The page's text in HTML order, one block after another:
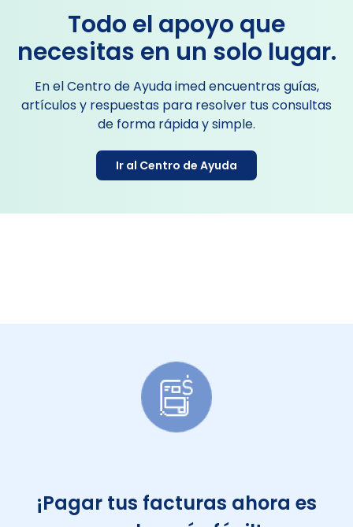
Todo el apoyo que
necesitas en un solo lugar.
En el Centro de Ayuda imed encuentras guías,
artículos y respuestas para resolver tus consultas
de forma rápida y simple.​
Ir al Centro de Ayuda​
¡Pagar tus facturas ahora es